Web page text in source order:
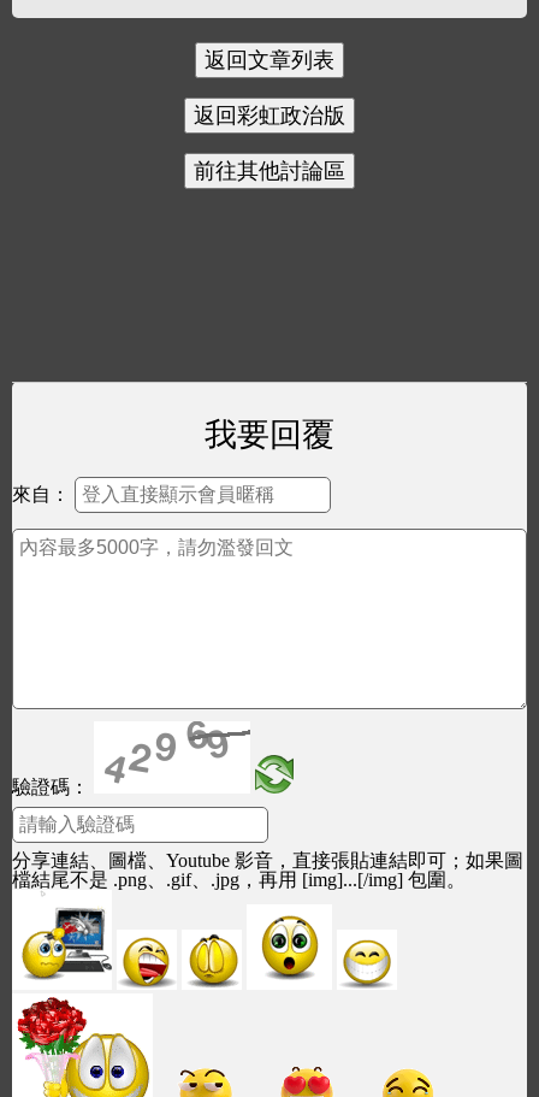
我要回覆
來自：
驗證碼：
分享連結、圖檔、Youtube 影音，直接張貼連結即可；如果圖
檔結尾不是 .png、.gif、.jpg，再用 [img]...[/img] 包圍。